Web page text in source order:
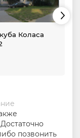
Коласа
позвонить